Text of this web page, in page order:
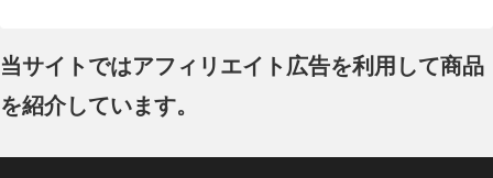
当サイトではアフィリエイト広告を利用して商品
を紹介しています。